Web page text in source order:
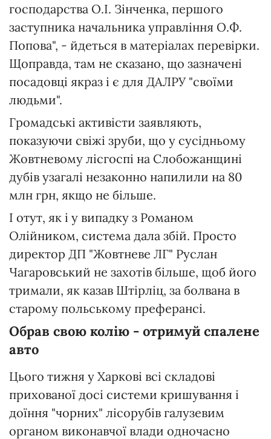
господарства О.І. Зінченка, першого
заступника начальника управління О.Ф.
Попова", - йдеться в матеріалах перевірки.
Щоправда, там не сказано, що зазначені
посадовці якраз і є для ДАЛРУ "своїми
людьми".
Громадські активісти заявляють,
показуючи свіжі зруби, що у сусідньому
Жовтневому лісгоспі на Слобожанщині
дубів узагалі незаконно напилили на 80
млн грн, якщо не більше.
І отут, як і у випадку з Романом
Олійником, система дала збій. Просто
директор ДП "Жовтневе ЛГ" Руслан
Чагаровський не захотів більше, щоб його
тримали, як казав Штірліц, за болвана в
старому польському преферансі.
Обрав свою колію - отримуй спалене
авто
Цього тижня у Харкові всі складові
прихованої досі системи кришування і
доїння "чорних" лісорубів галузевим
органом виконавчої влади одночасно